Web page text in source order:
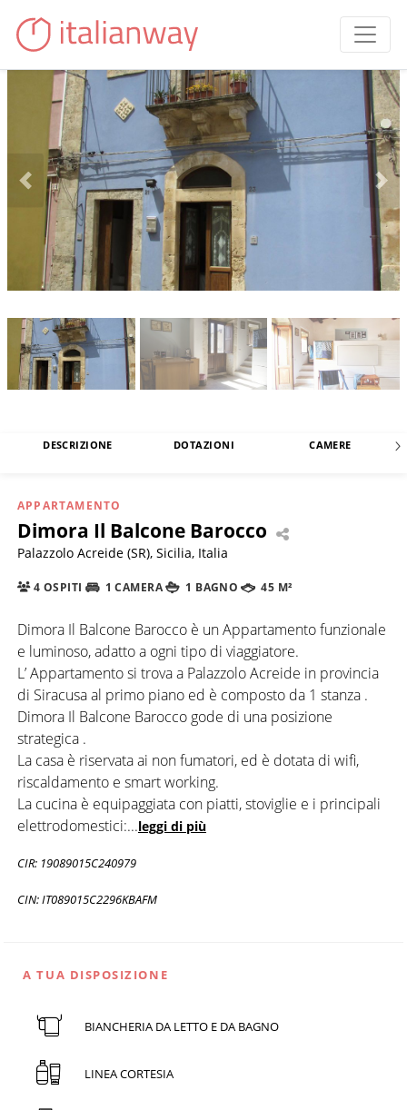
DESCRIZIONE DOTAZIONI CAMERE
APPARTAMENTO
Dimora Il Balcone Barocco
Palazzolo Acreide (SR), Sicilia, Italia
4 OSPITI 1 CAMERA 1 BAGNO 45 M²
Dimora Il Balcone Barocco è un Appartamento funzionale
e luminoso, adatto a ogni tipo di viaggiatore.
L’ Appartamento si trova a Palazzolo Acreide in provincia
di Siracusa al primo piano ed è composto da 1 stanza .
Dimora Il Balcone Barocco gode di una posizione
strategica .
La casa è riservata ai non fumatori, ed è dotata di wifi,
riscaldamento e smart working.
La cucina è equipaggiata con piatti, stoviglie e i principali
elettrodomestici:...leggi di più
CIR: 19089015C240979
CIN: IT089015C2296KBAFM
A TUA DISPOSIZIONE
BIANCHERIA DA LETTO E DA BAGNO
LINEA CORTESIA